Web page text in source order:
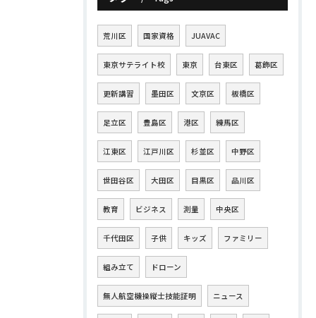
荒川区 国家資格 JUAVAC
東京サテライト校 東京 台東区 葛飾区
更新講習 墨田区 文京区 板橋区
足立区 豊島区 港区 練馬区
江東区 江戸川区 杉並区 中野区
世田谷区 大田区 目黒区 品川区
教育 ビジネス 測量 中央区
千代田区 子供 キッズ ファミリー
組み立て ドローン
無人航空機操縦士技能証明 ニュース